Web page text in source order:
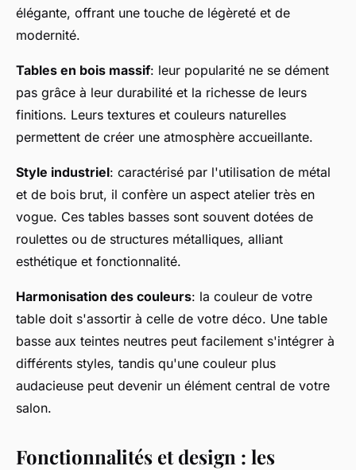
élégante, offrant une touche de légèreté et de
modernité.
Tables en bois massif: leur popularité ne se dément
pas grâce à leur durabilité et la richesse de leurs
finitions. Leurs textures et couleurs naturelles
permettent de créer une atmosphère accueillante.
Style industriel: caractérisé par l'utilisation de métal
et de bois brut, il confère un aspect atelier très en
vogue. Ces tables basses sont souvent dotées de
roulettes ou de structures métalliques, alliant
esthétique et fonctionnalité.
Harmonisation des couleurs: la couleur de votre
table doit s'assortir à celle de votre déco. Une table
basse aux teintes neutres peut facilement s'intégrer à
différents styles, tandis qu'une couleur plus
audacieuse peut devenir un élément central de votre
salon.
Fonctionnalités et design : les